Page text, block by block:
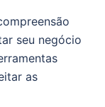
seu negócio
as